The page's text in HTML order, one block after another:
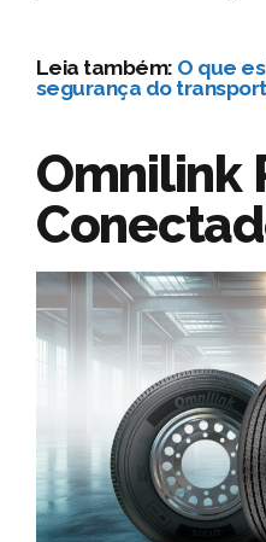
Leia também: O que
segurança do
Omnilink